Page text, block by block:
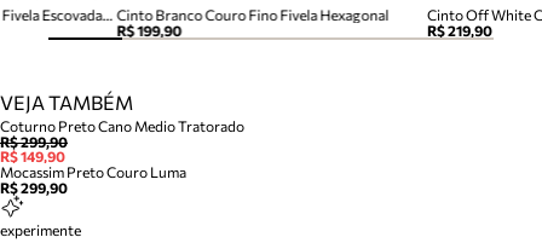
Cinto Branco Couro Fino Fivela Hexagonal
R$ 199,90
R$ 219,90
Cinto Off-White Couro Médio Fivela Escovada Ponteira
VEJA TAMBÉM
Coturno Preto Cano Medio Tratorado
R$ 299,90
R$ 149,90
Mocassim Preto Couro Luma
R$ 299,90
experimente